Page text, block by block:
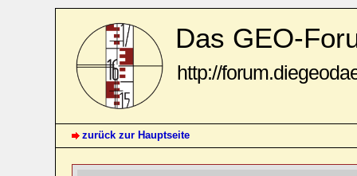
Das GEO-
http://
zurück zur Hauptseite